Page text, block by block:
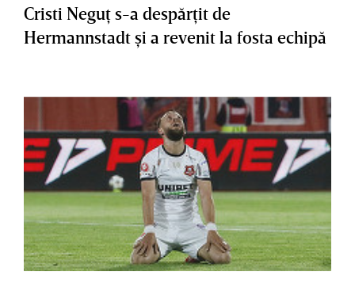
Cristi Neguţ s-a despărţit de
Hermannstadt şi a revenit la fosta echipă